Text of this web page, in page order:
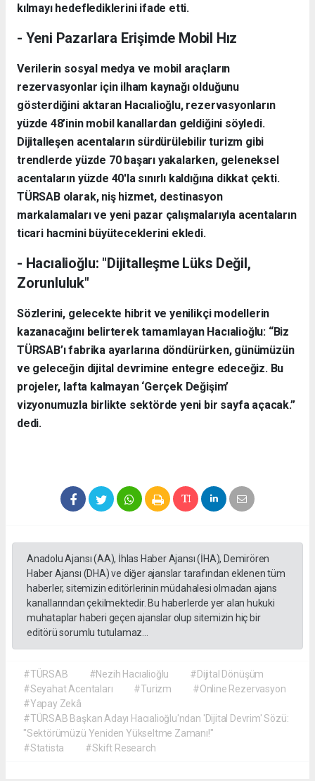
kılmayı hedeflediklerini ifade etti.
- Yeni Pazarlara Erişimde Mobil Hız
Verilerin sosyal medya ve mobil araçların
rezervasyonlar için ilham kaynağı olduğunu
gösterdiğini aktaran Hacıalioğlu, rezervasyonların
yüzde 48’inin mobil kanallardan geldiğini söyledi.
Dijitalleşen acentaların sürdürülebilir turizm gibi
trendlerde yüzde 70 başarı yakalarken, geleneksel
acentaların yüzde 40'la sınırlı kaldığına dikkat çekti.
TÜRSAB olarak, niş hizmet, destinasyon
markalamaları ve yeni pazar çalışmalarıyla acentaların
ticari hacmini büyüteceklerini ekledi.
- Hacıalioğlu: "Dijitalleşme Lüks Değil,
Zorunluluk"
Sözlerini, gelecekte hibrit ve yenilikçi modellerin
kazanacağını belirterek tamamlayan Hacıalioğlu: “Biz
TÜRSAB’ı fabrika ayarlarına döndürürken, günümüzün
ve geleceğin dijital devrimine entegre edeceğiz. Bu
projeler, lafta kalmayan ‘Gerçek Değişim’
vizyonumuzla birlikte sektörde yeni bir sayfa açacak.”
dedi.
Anadolu Ajansı (AA), İhlas Haber Ajansı (İHA), Demirören
Haber Ajansı (DHA) ve diğer ajanslar tarafından eklenen tüm
haberler, sitemizin editörlerinin müdahalesi olmadan ajans
kanallarından çekilmektedir. Bu haberlerde yer alan hukuki
muhataplar haberi geçen ajanslar olup sitemizin hiç bir
editörü sorumlu tutulamaz...
#TÜRSAB #Nezih Hacıalioğlu
#Dijital Dönüşüm
#Seyahat Acentaları
#Turizm
#Online Rezervasyon
#Yapay Zekâ
#TÜRSAB Başkan Adayı Hacıalioğlu'ndan 'Dijital Devrim' Sözü:
"Sektörümüzü Yeniden Yükseltme Zamanı!"
#Statista
#Skift Research